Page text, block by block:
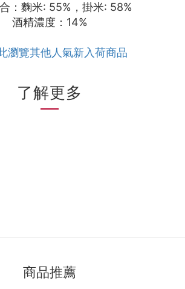
：麴米: 55%，掛米: 58%
酒精濃度：14%
瀏覽其他人氣新入荷商品
了解更多
商品推薦